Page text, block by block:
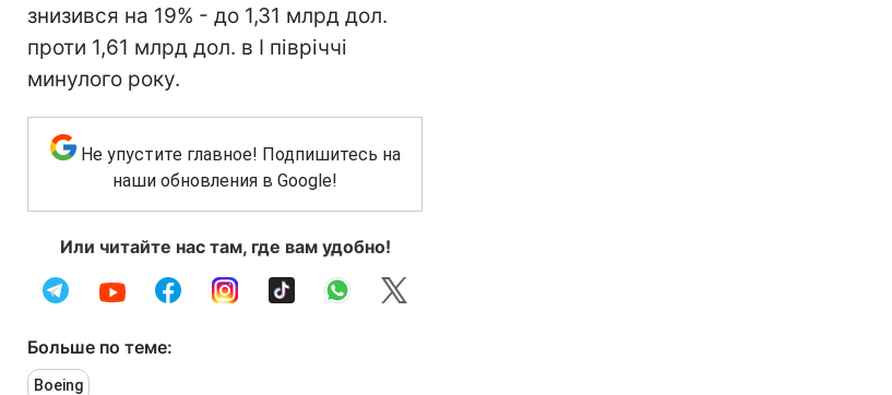
знизився на 19% - до 1,31 млрд дол.
проти 1,61 млрд дол. в I півріччі
минулого року.
Не упустите главное! Подпишитесь на
наши обновления в Google!
Или читайте нас там, где вам удобно!
Больше по теме:
Boeing